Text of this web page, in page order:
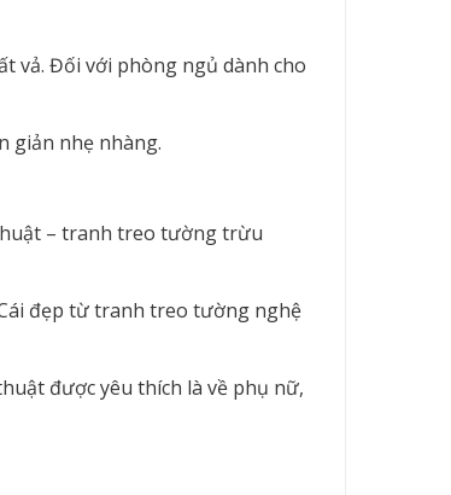
vả. Đối với phòng ngủ dành cho
giản nhẹ nhàng.
– tranh treo tường trừu
đẹp từ tranh treo tường nghệ
được yêu thích là về phụ nữ,